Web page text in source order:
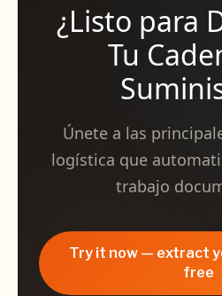
¿Listo para
Tu
Únete a las
logística que
trabajo
Try it now — extract
free